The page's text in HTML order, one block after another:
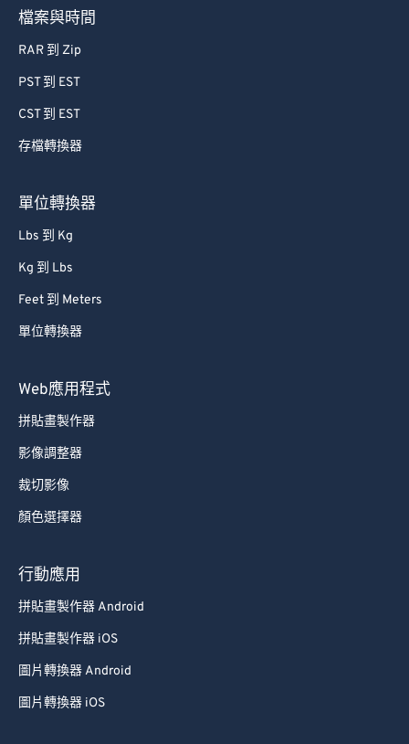
檔案與時間
RAR 到 Zip
PST 到 EST
CST 到 EST
存檔轉換器
單位轉換器
Lbs 到 Kg
Kg 到 Lbs
Feet 到 Meters
單位轉換器
Web應用程式
拼貼畫製作器
影像調整器
裁切影像
顏色選擇器
行動應用
拼貼畫製作器 Android
拼貼畫製作器 iOS
圖片轉換器 Android
圖片轉換器 iOS